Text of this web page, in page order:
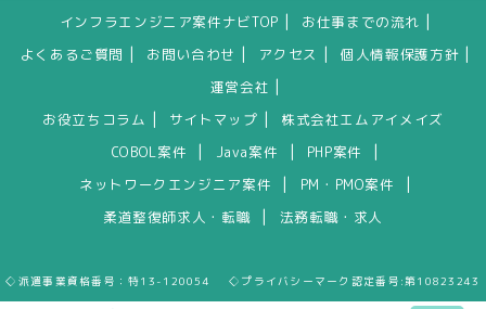
インフラエンジニア案件ナビTOP お仕事までの流れ
よくあるご質問 お問い合わせ アクセス 個人情報保護方針
運営会社
お役立ちコラム サイトマップ
株式会社エムアイメイズ
COBOL案件
Java案件 PHP案件
ネットワークエンジニア案件 PM・PMO案件
柔道整復師求人・転職 法務転職・求人
◇派遣事業資格番号：特13-120054 ◇プライバシーマーク認定番号:第10823243